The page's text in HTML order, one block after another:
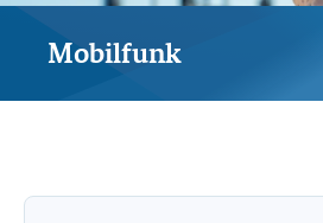
Mobilfunk